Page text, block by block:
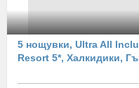
5 нощувки, Ultra All
Resort 5*, Халкидики,